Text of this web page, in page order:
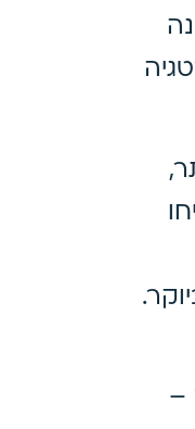
עם ניסיון של מעל 13 שנה
–